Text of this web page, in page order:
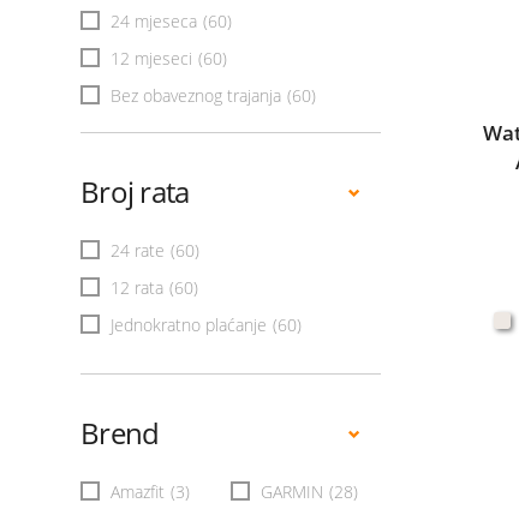
24 mjeseca (60)
12 mjeseci (60)
Bez obaveznog trajanja (60)
Broj rata
24 rate (60)
12 rata (60)
Jednokratno plaćanje (60)
Brend
Amazfit (3) GARMIN (28)